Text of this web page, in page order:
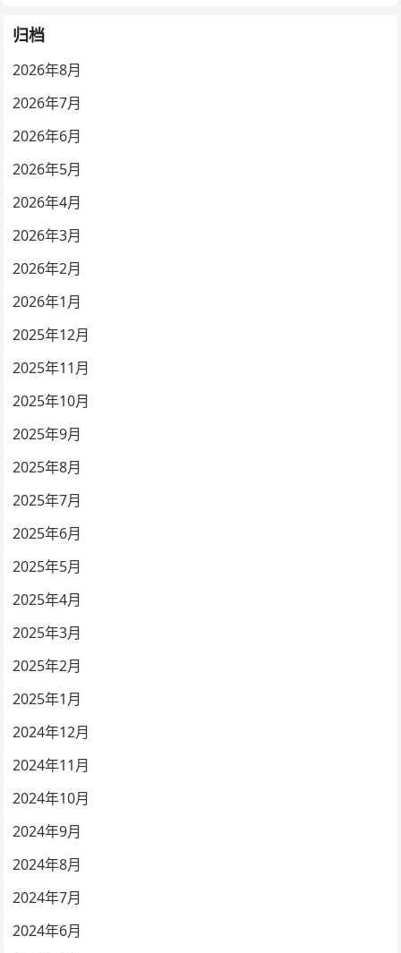
归档
2026年8月
2026年7月
2026年6月
2026年5月
2026年4月
2026年3月
2026年2月
2026年1月
2025年12月
2025年11月
2025年10月
2025年9月
2025年8月
2025年7月
2025年6月
2025年5月
2025年4月
2025年3月
2025年2月
2025年1月
2024年12月
2024年11月
2024年10月
2024年9月
2024年8月
2024年7月
2024年6月